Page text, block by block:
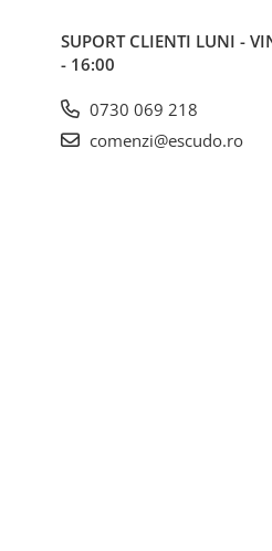
SUPORT CLIENTI LUNI -
- 16:00
0730 069 218
comenzi@escudo.ro